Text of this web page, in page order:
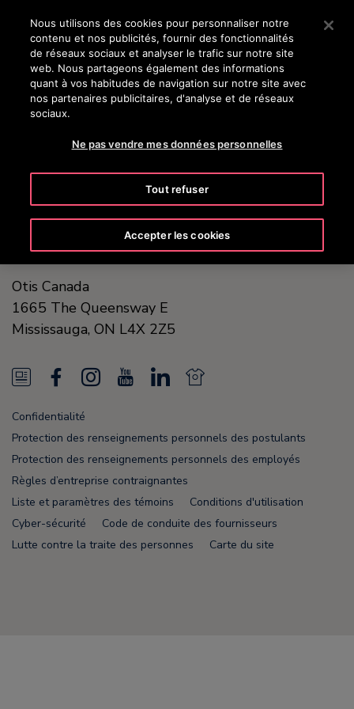
Appuyez sur Entrée pour passer au contenu principal
RECHERCHER
United States (EN)
Otis Canada
1665 The Queensway E
Mississauga, ON L4X 2Z5
N
e
w
s
F
e
e
a
c
e
b
o
o
I
s
t
a
g
r
u
T
u
b
e
L
n
k
e
d
i
N
w
s
e
e
Confidentialité
Protection des renseignements personnels des postulants
Protection des renseignements personnels des employés
Règles d’entreprise contraignantes
Liste et paramètres des témoins
Conditions d'utilisation
Cyber-sécurité
Code de conduite des fournisseurs
Lutte contre la traite des personnes
Carte du site
Nous utilisons des cookies pour personnaliser notre
contenu et nos publicités, fournir des fonctionnalités
de réseaux sociaux et analyser le trafic sur notre site
web. Nous partageons également des informations
quant à vos habitudes de navigation sur notre site avec
nos partenaires publicitaires, d'analyse et de réseaux
sociaux.
Ne pas vendre mes données personnelles
Tout refuser
Accepter les cookies